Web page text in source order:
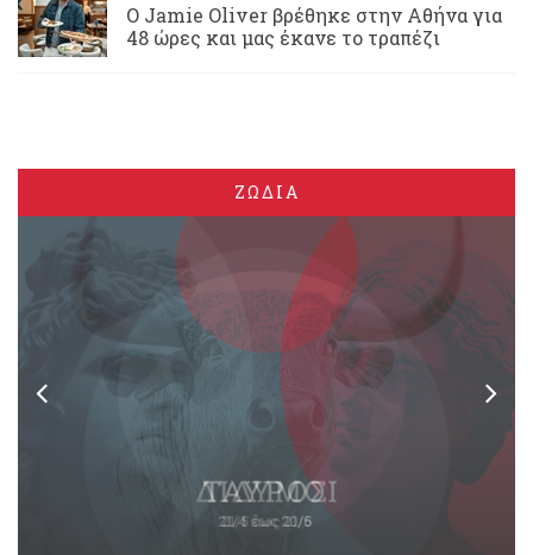
Ο Jamie Oliver βρέθηκε στην Αθήνα για
48 ώρες και μας έκανε το τραπέζι
ΖΩΔΙΑ